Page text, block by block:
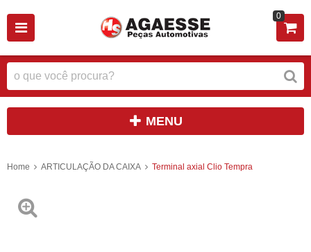
0
MENU
Home ARTICULAÇÃO DA CAIXA Terminal axial Clio Tempra